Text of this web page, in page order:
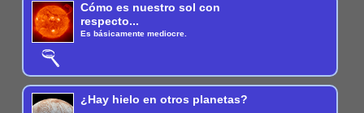
Cómo es nuestro sol con
respecto...
Es básicamente mediocre.
¿Hay hielo en otros planetas?